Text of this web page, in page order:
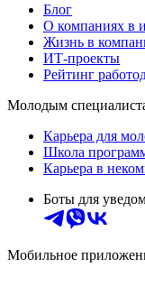
Блог
О компаниях в
Жизнь в
ИТ-проекты
Рейтинг
Молодым
Карьера для
Школа
Карьера в
Боты для
Мобильное